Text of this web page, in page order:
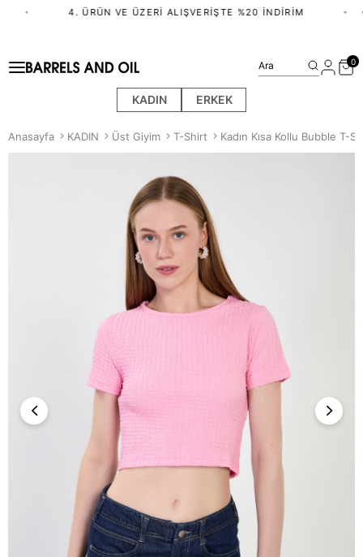
4. ÜRÜN VE ÜZERI ALIŞVERIŞTE %20 İNDIRIM
KADIN ERKEK
Ara 0
Anasayfa KADIN Üst Giyim T-Shirt Kadın Kısa Kollu Bubble T-